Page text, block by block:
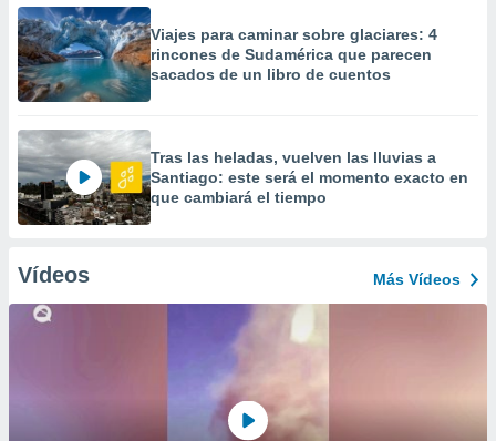
Viajes para caminar sobre glaciares: 4
rincones de Sudamérica que parecen
sacados de un libro de cuentos
Tras las heladas, vuelven las lluvias a
Santiago: este será el momento exacto en
que cambiará el tiempo
Vídeos Más Vídeos